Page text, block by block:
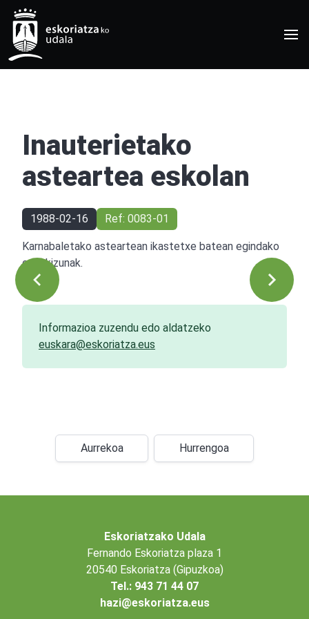
Inauterietako
asteartea eskolan
1988-02-16 Ref: 0083-01
Karnabaletako asteartean ikastetxe batean egindako
ospakizunak.
Informazioa zuzendu edo aldatzeko
euskara@eskoriatza.eus
Aurrekoa Hurrengoa
Eskoriatzako Udala
Fernando Eskoriatza plaza 1
20540 Eskoriatza (Gipuzkoa)
Tel.: 943 71 44 07
hazi@eskoriatza.eus